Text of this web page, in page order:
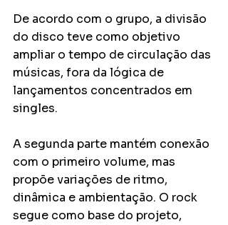
De acordo com o grupo, a divisão
do disco teve como objetivo
ampliar o tempo de circulação das
músicas, fora da lógica de
lançamentos concentrados em
singles.
A segunda parte mantém conexão
com o primeiro volume, mas
propõe variações de ritmo,
dinâmica e ambientação. O rock
segue como base do projeto,